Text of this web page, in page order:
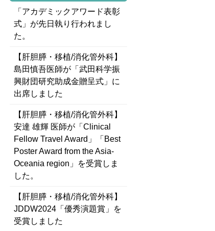
「アカデミックアワード表彰
式」が先日執り行われまし
た。
【肝胆膵・移植/消化管外科】
島田慎吾医師が「武田科学振
興財団研究助成金贈呈式」に
出席しました
【肝胆膵・移植/消化管外科】
安達 雄輝 医師が「Clinical
Fellow Travel Award」「Best
Poster Award from the Asia-
Oceania region」を受賞しま
した。
【肝胆膵・移植/消化管外科】
JDDW2024「優秀演題賞」を
受賞しました